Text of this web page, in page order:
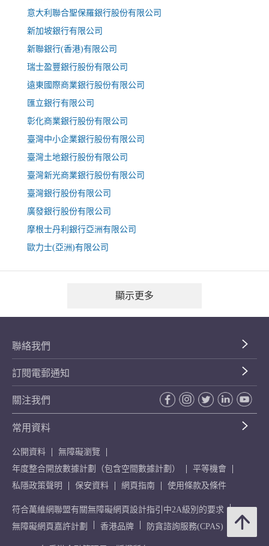
意大利聯合聖保羅銀行股份有限公司
新加坡銀行有限公司
新聯銀行(香港)有限公司
瑞士盈豐銀行股份有限公司
遠東國際商業銀行股份有限公司
匯立銀行有限公司
彰化商業銀行股份有限公司
臺灣中小企業銀行股份有限公司
臺灣土地銀行股份有限公司
臺灣新光商業銀行股份有限公司
臺灣銀行股份有限公司
廣發銀行股份有限公司
摩根士丹利銀行亞洲有限公司
歐力士(亞洲)有限公司
顯示更多
聯絡我們
訂閱電郵通知
關注我們
常用資料
公開資料
無障礙瀏覽
年度整合開放數據計劃（包含空間數據計劃）
平等機會
私隱政策聲明
保安資料 網頁指南 使用條款及條件
符合萬維網聯盟有關無障礙網頁設計指引中2A級別的要求
無障礙網頁嘉許計劃
香港品牌 防貪諮詢服務(CPAS)